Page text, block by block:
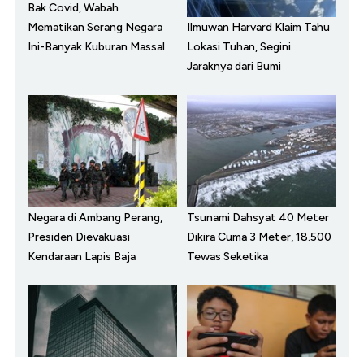
Bak Covid, Wabah
Mematikan Serang Negara
Ini-Banyak Kuburan Massal
Ilmuwan Harvard Klaim Tahu
Lokasi Tuhan, Segini
Jaraknya dari Bumi
Negara di Ambang Perang,
Presiden Dievakuasi
Kendaraan Lapis Baja
Tsunami Dahsyat 40 Meter
Dikira Cuma 3 Meter, 18.500
Tewas Seketika